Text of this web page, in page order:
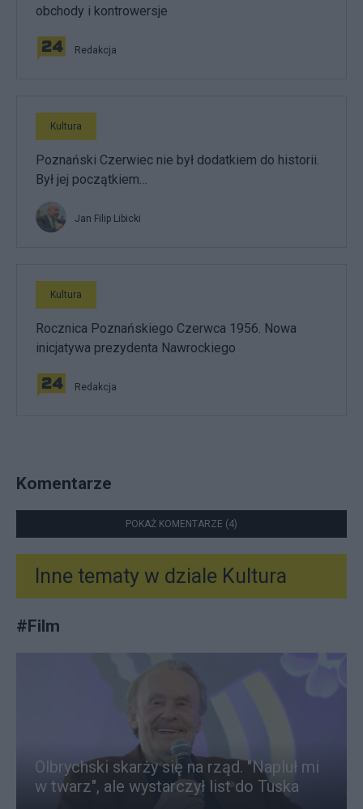
obchody i kontrowersje
Redakcja
Kultura
Poznański Czerwiec nie był dodatkiem do historii.
Był jej początkiem…
Jan Filip Libicki
Kultura
Rocznica Poznańskiego Czerwca 1956. Nowa
inicjatywa prezydenta Nawrockiego
Redakcja
Komentarze
POKAŻ KOMENTARZE (4)
Inne tematy w dziale Kultura
#Film
Olbrychski skarży się na rząd. "Napluł mi
w twarz", ale wystarczył list do Tuska